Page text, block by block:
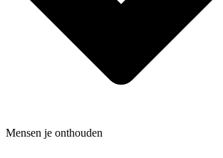
Mensen je onthouden